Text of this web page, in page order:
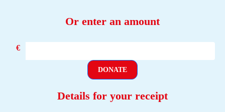
Or enter an amount
€
DONATE
Details for your receipt